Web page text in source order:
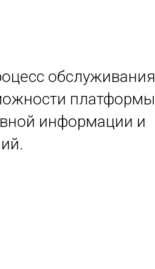
обслуживания
платформы
информации и